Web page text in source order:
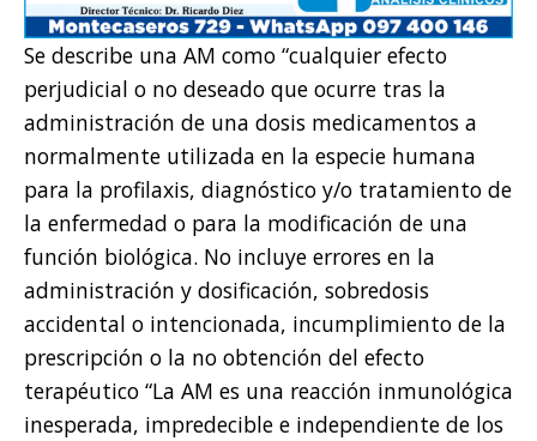
Se describe una AM como “cualquier efecto
perjudicial o no deseado que ocurre tras la
administración de una dosis medicamentos a
normalmente utilizada en la especie humana
para la profilaxis, diagnóstico y/o tratamiento de
la enfermedad o para la modificación de una
función biológica. No incluye errores en la
administración y dosificación, sobredosis
accidental o intencionada, incumplimiento de la
prescripción o la no obtención del efecto
terapéutico “La AM es una reacción inmunológica
inesperada, impredecible e independiente de los